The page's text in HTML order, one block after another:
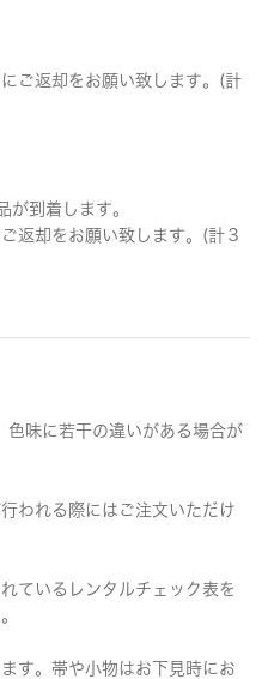
にご返却をお願い致します。(計
が到着します。
ご返却をお願い致します。(計３
味に若干の違いがある場合が
われる際にはご注文いただけ
ているレンタルチェック表を
す。帯や小物はお下見時にお